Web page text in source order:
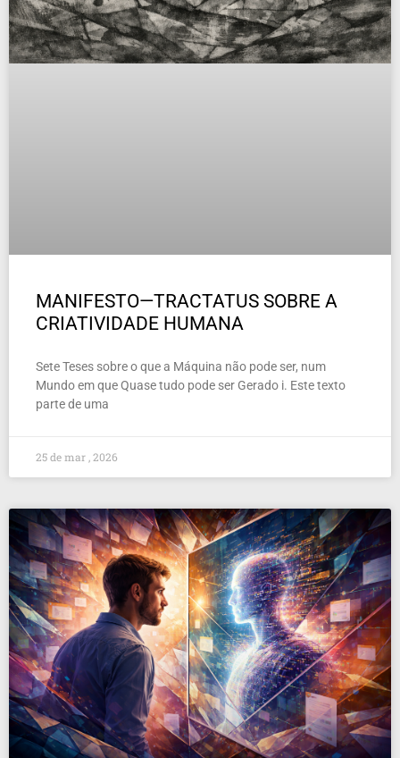
MANIFESTO—TRACTATUS SOBRE A
CRIATIVIDADE HUMANA
Sete Teses sobre o que a Máquina não pode ser, num
Mundo em que Quase tudo pode ser Gerado i. Este texto
parte de uma
25 de mar , 2026